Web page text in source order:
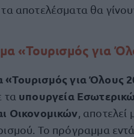
αποτελέσματα θα
«Τουρισμός για
για Όλους
τα υπουργεία
Οικονομικών ,
Το πρόγραμμα